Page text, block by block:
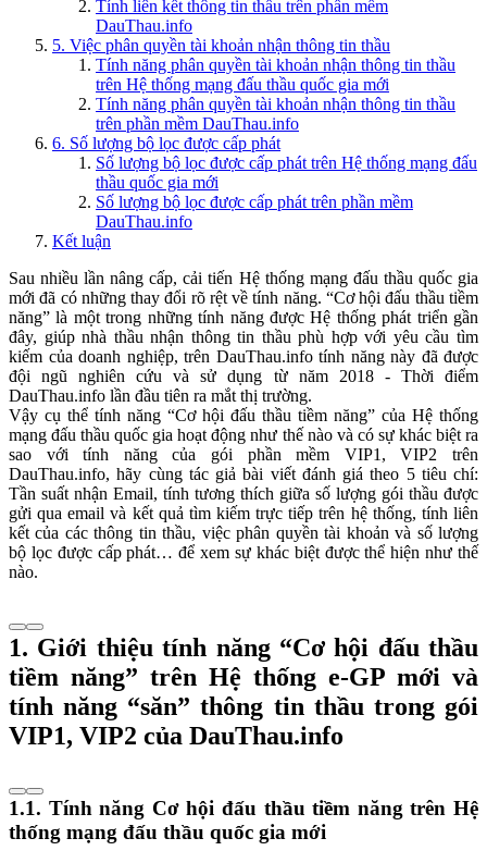
Tính liên kết thông tin thầu trên phần mềm
DauThau.info
5. Việc phân quyền tài khoản nhận thông tin thầu
Tính năng phân quyền tài khoản nhận thông tin thầu
trên Hệ thống mạng đấu thầu quốc gia mới
Tính năng phân quyền tài khoản nhận thông tin thầu
trên phần mềm DauThau.info
6. Số lượng bộ lọc được cấp phát
Số lượng bộ lọc được cấp phát trên Hệ thống mạng đấu
thầu quốc gia mới
Số lượng bộ lọc được cấp phát trên phần mềm
DauThau.info
Kết luận
Sau nhiều lần nâng cấp, cải tiến Hệ thống mạng đấu thầu quốc gia
mới đã có những thay đổi rõ rệt về tính năng. “Cơ hội đấu thầu tiềm
năng” là một trong những tính năng được Hệ thống phát triển gần
đây, giúp nhà thầu nhận thông tin thầu phù hợp với yêu cầu tìm
kiếm của doanh nghiệp, trên DauThau.info tính năng này đã được
đội ngũ nghiên cứu và sử dụng từ năm 2018 - Thời điểm
DauThau.info lần đầu tiên ra mắt thị trường.
Vậy cụ thể tính năng “Cơ hội đấu thầu tiềm năng” của Hệ thống
mạng đấu thầu quốc gia hoạt động như thế nào và có sự khác biệt ra
sao với tính năng của gói phần mềm VIP1, VIP2 trên
DauThau.info, hãy cùng tác giả bài viết đánh giá theo 5 tiêu chí:
Tần suất nhận Email, tính tương thích giữa số lượng gói thầu được
gửi qua email và kết quả tìm kiếm trực tiếp trên hệ thống, tính liên
kết của các thông tin thầu, việc phân quyền tài khoản và số lượng
bộ lọc được cấp phát… để xem sự khác biệt được thể hiện như thế
nào.
1. Giới thiệu tính năng “Cơ hội đấu thầu
tiềm năng” trên Hệ thống e-GP mới và
tính năng “săn” thông tin thầu trong gói
VIP1, VIP2 của DauThau.info
1.1. Tính năng Cơ hội đấu thầu tiềm năng trên Hệ
thống mạng đấu thầu quốc gia mới